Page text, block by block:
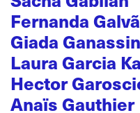
Fernanda
Giada Ganassin
Laura Garcia
Hector
Anaïs Gauthier